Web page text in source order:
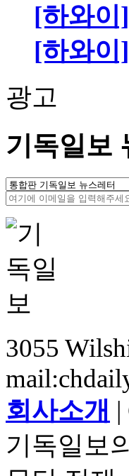
[하와이]
[하와이]
광고
기독일보
3055
회사소개
기독일보